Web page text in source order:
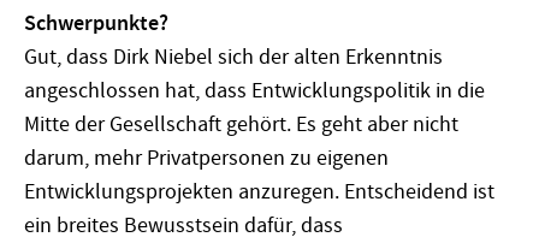
Schwerpunkte?
Gut, dass Dirk Niebel sich der alten Erkenntnis
angeschlossen hat, dass Entwicklungspolitik in die
Mitte der Gesellschaft gehört. Es geht aber nicht
darum, mehr Privatpersonen zu eigenen
Entwicklungsprojekten anzuregen. Entscheidend ist
ein breites Bewusstsein dafür, dass